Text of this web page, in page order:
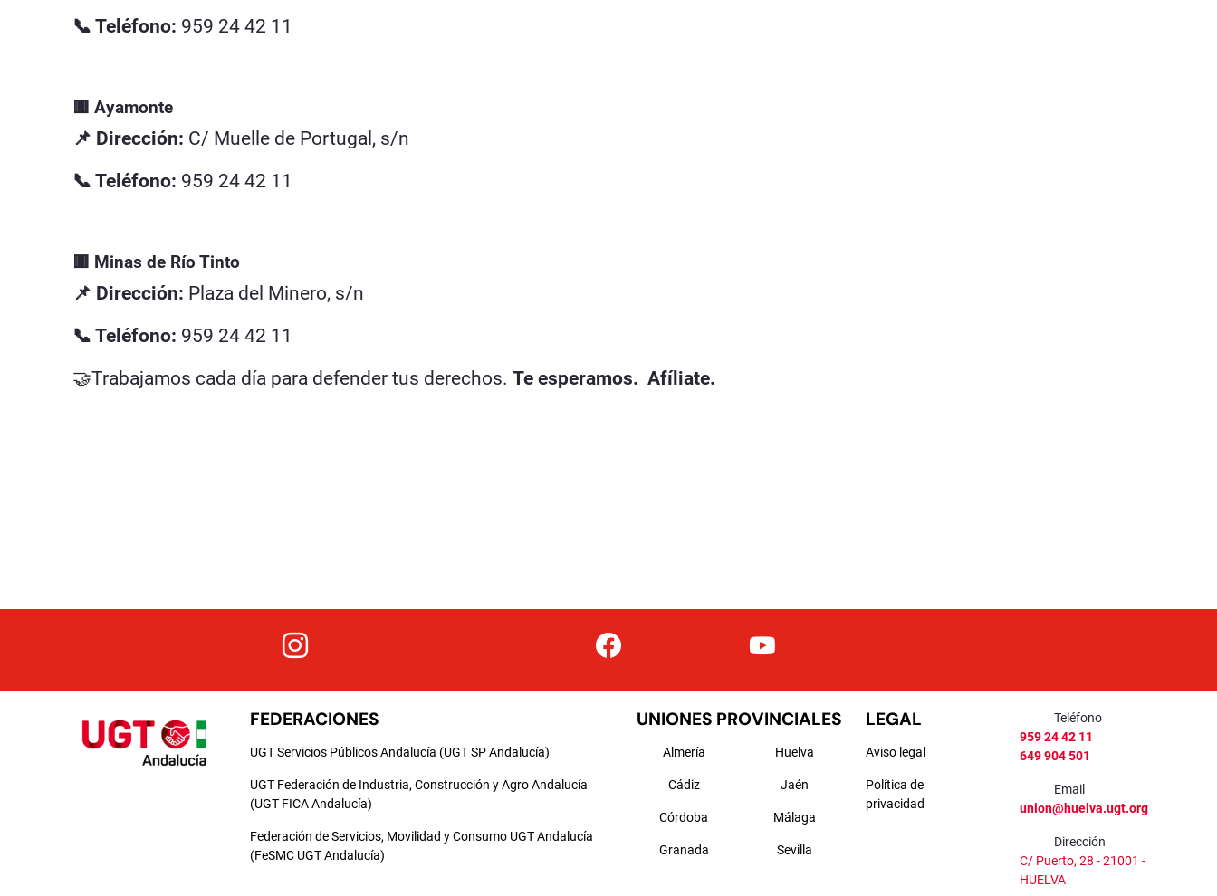
📞 Teléfono: 959 24 42 11
🟥 Ayamonte
📌 Dirección: C/ Muelle de Portugal, s/n
📞 Teléfono: 959 24 42 11
🟥 Minas de Río Tinto
📌 Dirección: Plaza del Minero, s/n
📞 Teléfono: 959 24 42 11
🤝Trabajamos cada día para defender tus derechos. Te esperamos. Afíliate.
FEDERACIONES
UGT Servicios Públicos Andalucía (UGT SP Andalucía)
UGT Federación de Industria, Construcción y Agro Andalucía
(UGT FICA Andalucía)
Federación de Servicios, Movilidad y Consumo UGT Andalucía
(FeSMC UGT Andalucía)
UNIONES PROVINCIALES
Almería
Cádiz
Córdoba
Granada
Huelva
Jaén
Málaga
Sevilla
LEGAL
Aviso legal
Política de
privacidad
Teléfono
959 24 42 11
649 904 501
Email
union@huelva.ugt.org
Dirección
C/ Puerto, 28 - 21001 -
HUELVA